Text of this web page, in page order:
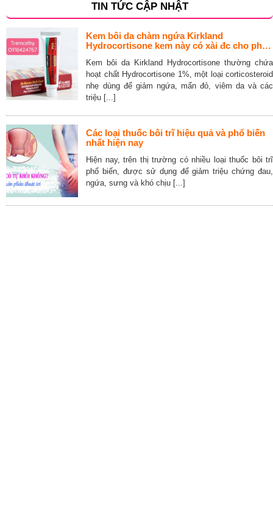
TIN TỨC CẬP NHẬT
Kem bôi da chàm ngứa Kirkland
Hydrocortisone kem này có xài đc cho phụ
Kem bôi da Kirkland Hydrocortisone thường chứa
hoạt chất Hydrocortisone 1%, một loại corticosteroid
nhẹ dùng để giảm ngứa, mẩn đỏ, viêm da và các
triệu [...]
Các loại thuốc bôi trĩ hiệu quả và phổ biến
nhất hiện nay
Hiện nay, trên thị trường có nhiều loại thuốc bôi trĩ
phổ biến, được sử dụng để giảm triệu chứng đau,
ngứa, sưng và khó chịu [...]